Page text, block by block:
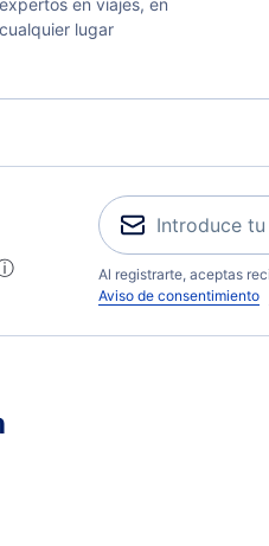
expertos en viajes, en
cualquier lugar
Al registrarte, aceptas
Aviso de consentimiento